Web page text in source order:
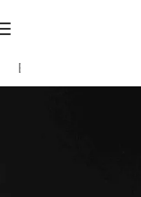
Abir menú
ELÉCTRICAS